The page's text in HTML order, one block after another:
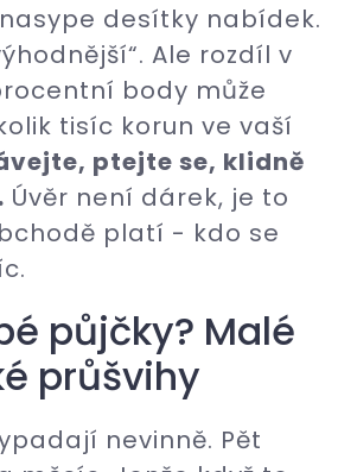
desítky nabídek.
Ale rozdíl v
body může
tisíc korun ve vaší
ptejte se, klidně
Úvěr není dárek, je to
platí - kdo se
půjčky? Malé
průšvihy
nevinně. Pět